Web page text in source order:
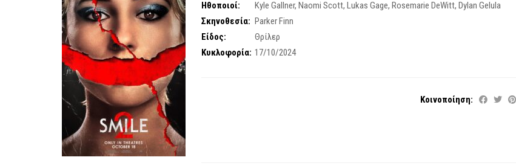
Ηθοποιοί: Kyle Gallner,Naomi Scott,Lukas Gage,Rosemarie DeWitt,Dylan Gelula
Σκηνοθεσία: Parker Finn
Είδος:
Θρίλερ
Κυκλοφορία: 17/10/2024
Κοινοποίηση: